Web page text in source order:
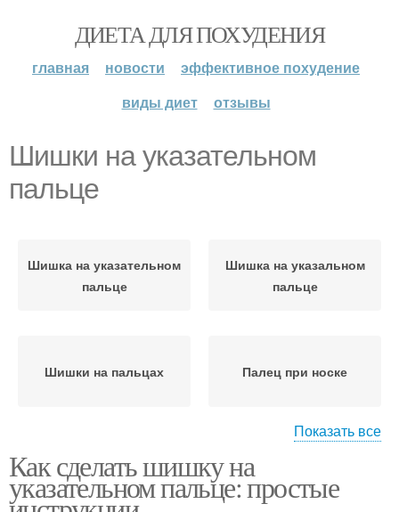
ДИЕТА ДЛЯ ПОХУДЕНИЯ
главная новости
эффективное похудение
виды диет
отзывы
Шишки на указательном
пальце
Шишка на указательном
пальце
Шишка на указальном
пальце
Шишки на пальцах Палец при носке
Нарост на пальце
Показать все
Как сделать шишку на
указательном пальце: простые